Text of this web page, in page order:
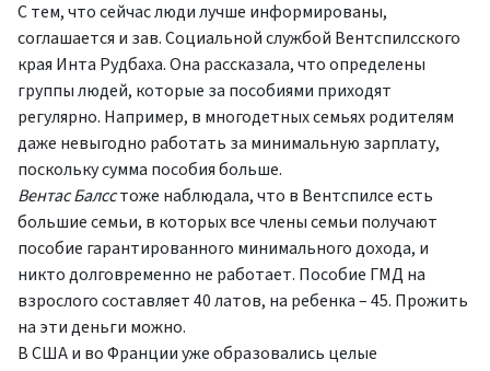
С тем, что сейчас люди лучше информированы,
соглашается и зав. Социальной службой Вентспилсского
края Инта Рудбаха. Она рассказала, что определены
группы людей, которые за пособиями приходят
регулярно. Например, в многодетных семьях родителям
даже невыгодно работать за минимальную зарплату,
поскольку сумма пособия больше.
Вентас Балсстоже наблюдала, что в Вентспилсе есть
большие семьи, в которых все члены семьи получают
пособие гарантированного минимального дохода, и
никто долговременно не работает. Пособие ГМД на
взрослого составляет 40 латов, на ребенка – 45. Прожить
на эти деньги можно.
В США и во Франции уже образовались целые